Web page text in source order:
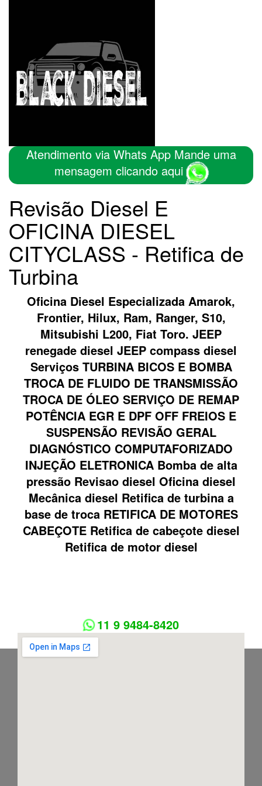
Atendimento via Whats App Mande uma
mensagem clicando aqui
Revisão Diesel E
OFICINA DIESEL
CITYCLASS - Retifica de
Turbina
Oficina Diesel Especializada Amarok,
Frontier, Hilux, Ram, Ranger, S10,
Mitsubishi L200, Fiat Toro. JEEP
renegade diesel JEEP compass diesel
Serviços TURBINA BICOS E BOMBA
TROCA DE FLUIDO DE TRANSMISSÃO
TROCA DE ÓLEO SERVIÇO DE REMAP
POTÊNCIA EGR E DPF OFF FREIOS E
SUSPENSÃO REVISÃO GERAL
DIAGNÓSTICO COMPUTAFORIZADO
INJEÇÃO ELETRONICA Bomba de alta
pressão Revisao diesel Oficina diesel
Mecânica diesel Retifica de turbina a
base de troca RETIFICA DE MOTORES
CABEÇOTE Retifica de cabeçote diesel
Retifica de motor diesel
11 9 9484-8420